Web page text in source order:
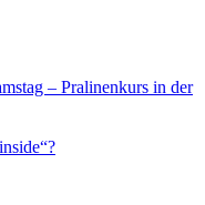
– Pralinenkurs in der